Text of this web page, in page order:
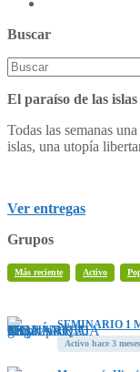
Buscar
El paraíso de las islas
Todas las semanas
islas, una utopía
Ver entregas
Grupos
Más reciente Activo
SEMINARIO 1
Activo hace 3